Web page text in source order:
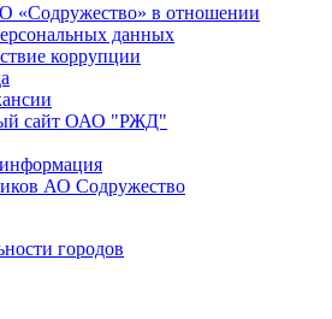
«Содружество» в отношении
данных
коррупции
сайт ОАО "РЖД"
АО Содружество
городов